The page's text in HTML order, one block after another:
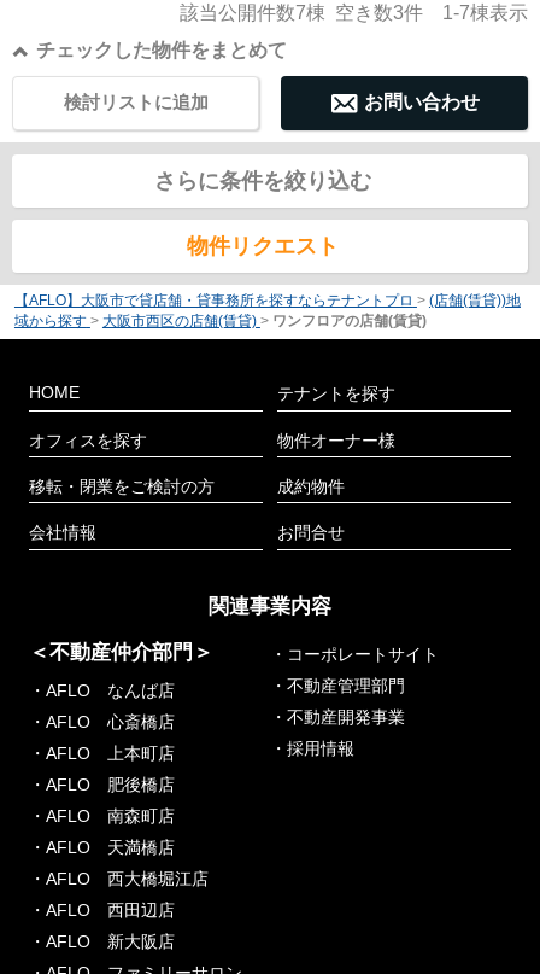
該当公開件数7棟 空き数3件 1-7棟表示
チェックした物件をまとめて
お問い合わせ
検討リストに追加
さらに条件を絞り込む
物件リクエスト
【AFLO】大阪市で貸店舗・貸事務所を探すならテナントプロ > (店舗(賃貸))地
域から探す > 大阪市西区の店舗(賃貸) > ワンフロアの店舗(賃貸)
HOME
オフィスを探す
移転・閉業をご検討の方
会社情報
テナントを探す
物件オーナー様
成約物件
お問合せ
関連事業内容
＜不動産仲介部門＞
・AFLO なんば店
・AFLO 心斎橋店
・AFLO 上本町店
・AFLO 肥後橋店
・AFLO 南森町店
・AFLO 天満橋店
・AFLO 西大橋堀江店
・AFLO 西田辺店
・AFLO 新大阪店
・コーポレートサイト
・不動産管理部門
・不動産開発事業
・採用情報